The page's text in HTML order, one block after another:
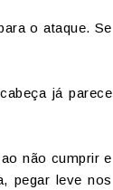
o ataque. Se
já parece
não cumprir e
pegar leve nos